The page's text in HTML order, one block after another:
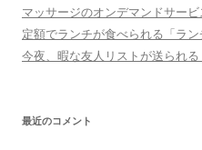
マッサージのオンデマンドサービ
定額でランチが食べられる「ラン
今夜、暇な友人リストが送られる
最近のコメント